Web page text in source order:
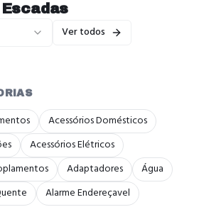
Escadas
Ver todos
Acessórios Domésticos
Acessórios Elétricos
Adaptadores
Água
Alarme Endereçavel